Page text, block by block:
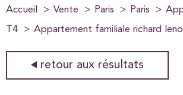
Accueil Vente Paris Paris
T4
Appartement familiale richard
retour aux résultats